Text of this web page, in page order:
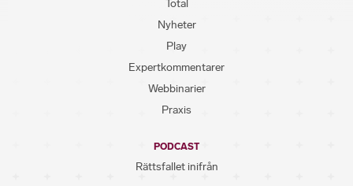
Total
Nyheter
Play
Expertkommentarer
Webbinarier
Praxis
PODCAST
Rättsfallet inifrån